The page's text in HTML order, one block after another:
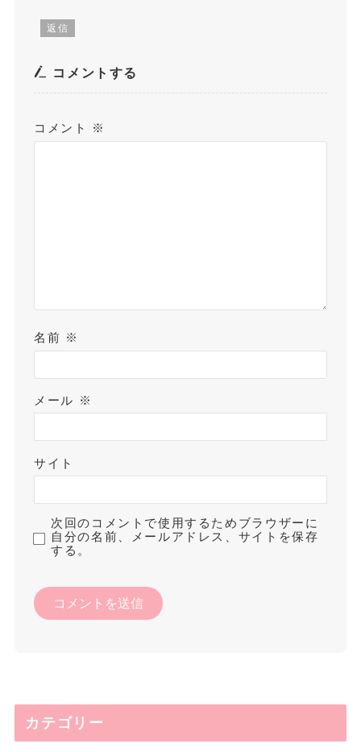
返信
コメントする
コメント ※
名前 ※
メール ※
サイト
次回のコメントで使用するためブラウザーに
自分の名前、メールアドレス、サイトを保存
する。
カテゴリー